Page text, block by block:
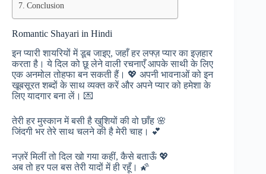
Conclusion
Romantic Shayari in Hindi
इन प्यारी शायरियों में डूब जाइए, जहाँ हर लफ्ज़ प्यार का इज़हार
करता है। ये दिल को छू लेने वाली रचनाएँ आपके साथी के लिए
एक अनमोल तोहफा बन सकती हैं। 💖 अपनी भावनाओं को इन
खूबसूरत शब्दों के साथ व्यक्त करें और अपने प्यार को हमेशा के
लिए यादगार बना लें। 💌
तेरी हर मुस्कान में बसी है खुशियों की वो छाँह 🌸
जिंदगी भर तेरे साथ चलने की है मेरी चाह। 💕
नज़रें मिलीं तो दिल खो गया कहीं, कैसे बताऊँ 💖
अब तो हर पल बस तेरी यादों में ही रहूँ। 🌠